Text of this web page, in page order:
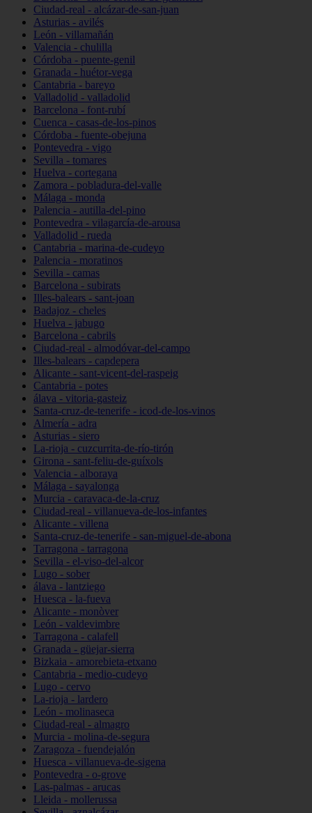
Ciudad-real - alcázar-de-san-juan
Asturias - avilés
León - villamañán
Valencia - chulilla
Córdoba - puente-genil
Granada - huétor-vega
Cantabria - bareyo
Valladolid - valladolid
Barcelona - font-rubí
Cuenca - casas-de-los-pinos
Córdoba - fuente-obejuna
Pontevedra - vigo
Sevilla - tomares
Huelva - cortegana
Zamora - pobladura-del-valle
Málaga - monda
Palencia - autilla-del-pino
Pontevedra - vilagarcía-de-arousa
Valladolid - rueda
Cantabria - marina-de-cudeyo
Palencia - moratinos
Sevilla - camas
Barcelona - subirats
Illes-balears - sant-joan
Badajoz - cheles
Huelva - jabugo
Barcelona - cabrils
Ciudad-real - almodóvar-del-campo
Illes-balears - capdepera
Alicante - sant-vicent-del-raspeig
Cantabria - potes
álava - vitoria-gasteiz
Santa-cruz-de-tenerife - icod-de-los-vinos
Almería - adra
Asturias - siero
La-rioja - cuzcurrita-de-río-tirón
Girona - sant-feliu-de-guíxols
Valencia - alboraya
Málaga - sayalonga
Murcia - caravaca-de-la-cruz
Ciudad-real - villanueva-de-los-infantes
Alicante - villena
Santa-cruz-de-tenerife - san-miguel-de-abona
Tarragona - tarragona
Sevilla - el-viso-del-alcor
Lugo - sober
álava - lantziego
Huesca - la-fueva
Alicante - monòver
León - valdevimbre
Tarragona - calafell
Granada - güejar-sierra
Bizkaia - amorebieta-etxano
Cantabria - medio-cudeyo
Lugo - cervo
La-rioja - lardero
León - molinaseca
Ciudad-real - almagro
Murcia - molina-de-segura
Zaragoza - fuendejalón
Huesca - villanueva-de-sigena
Pontevedra - o-grove
Las-palmas - arucas
Lleida - mollerussa